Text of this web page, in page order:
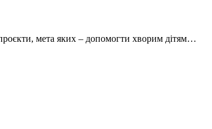
мета яких – допомогти хворим дітям…